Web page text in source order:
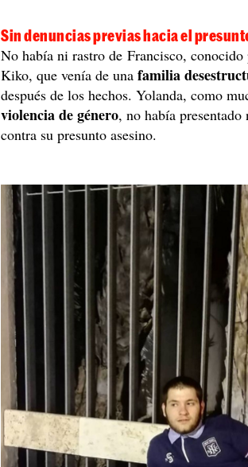
Sin denuncias previas hacia el
No había ni rastro de Francisco,
Kiko, que venía de unafamilia
después de los hechos. Yolanda, como
violencia de género, no había
contra su presunto asesino.